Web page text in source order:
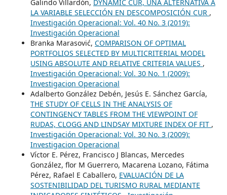
Galindo Villardón, DYNAMIC CUR, UNA ALTERNATIVA A
LA VARIABLE SELECCIÓN EN DESCOMPOSICIÓN CUR ,
Investigación Operacional: Vol. 40 No. 3 (2019):
Investigación Operacional
Branka Marasović, COMPARISON OF OPTIMAL
PORTFOLIOS SELECTED BY MULTICRITERIAL MODEL
USING ABSOLUTE AND RELATIVE CRITERIA VALUES ,
Investigación Operacional: Vol. 30 No. 1 (2009):
Investigacion Operacional
Adalberto González Debén, Jesús E. Sánchez García,
THE STUDY OF CELLS IN THE ANALYSIS OF
CONTINGENCY TABLES FROM THE VIEWPOINT OF
RUDAS, CLOGG AND LINDSAY MIXTURE INDEX OF FIT ,
Investigación Operacional: Vol. 30 No. 3 (2009):
Investigacion Operacional
Víctor E. Pérez, Francisco J Blancas, Mercedes
González, flor M Guerrero, Macarena Lozano, Fátima
Pérez, Rafael E Caballero, EVALUACIÓN DE LA
SOSTENIBILIDAD DEL TURISMO RURAL MEDIANTE